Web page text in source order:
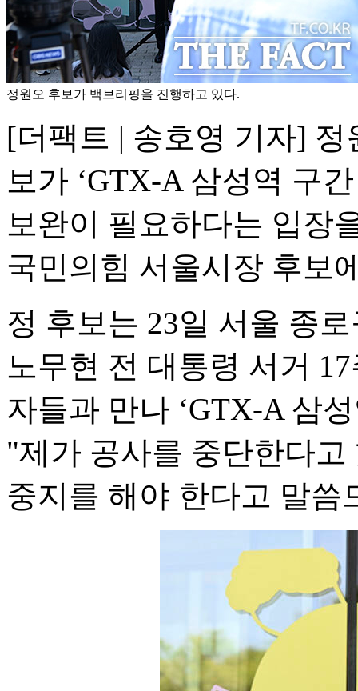
정원오 후보가 백브리핑을 진행하고 있다.
[더팩트 | 송호영 기자]
보가 ‘GTX-A 삼성역 구
보완이 필요하다는 입장
국민의힘 서울시장 후보
정 후보는 23일 서울 종
노무현 전 대통령 서거
자들과 만나 ‘GTX-A 삼
"제가 공사를 중단한다
중지를 해야 한다고 말씀